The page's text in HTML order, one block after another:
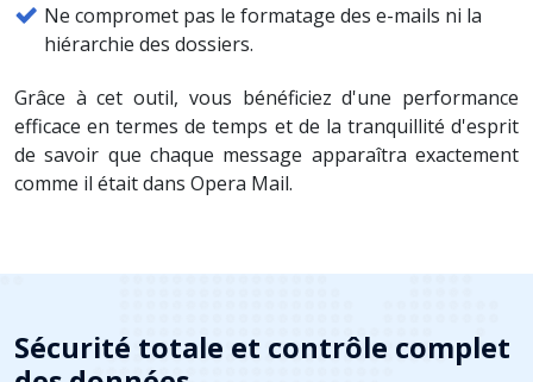
Ne compromet pas le formatage des e-mails ni la
hiérarchie des dossiers.
Grâce à cet outil, vous bénéficiez d'une performance
efficace en termes de temps et de la tranquillité d'esprit
de savoir que chaque message apparaîtra exactement
comme il était dans Opera Mail.
Sécurité totale et contrôle complet